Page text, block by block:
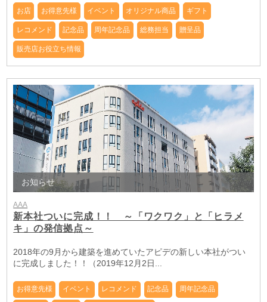
お店 お得意先様 イベント オリジナル商品 ギフト
レコメンド 記念品 周年記念品 総務担当 贈呈品
販売店お役立ち情報
お知らせ
AAA
新本社ついに完成！！ ～「ワクワク」と「ヒラメ
キ」の発信拠点～
2018年の9月から建築を進めていたアピデの新しい本社がつい
に完成しました！！（2019年12月2日...
お得意先様 イベント レコメンド 記念品 周年記念品